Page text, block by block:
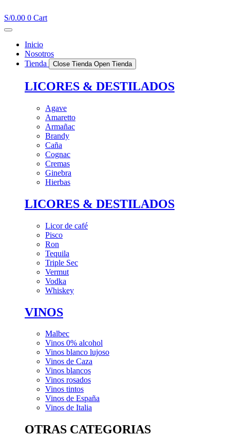
al
contenido
S/0.00 0 Cart
Inicio
Nosotros
Tienda
Close Tienda Open Tienda
LICORES & DESTILADOS
Agave
Amaretto
Armañac
Brandy
Caña
Cognac
Cremas
Ginebra
Hierbas
LICORES & DESTILADOS
Licor de café
Pisco
Ron
Tequila
Triple Sec
Vermut
Vodka
Whiskey
VINOS
Malbec
Vinos 0% alcohol
Vinos blanco lujoso
Vinos de Caza
Vinos blancos
Vinos rosados
Vinos tintos
Vinos de España
Vinos de Italia
OTRAS CATEGORIAS